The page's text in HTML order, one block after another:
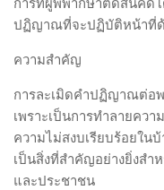
การที่ผู้พิพากษาตัดสินคดีโ
ปฏิญาณที่จะปฏิบัติหน้าที่
ความสำคัญ
การละเมิดคำปฏิญาณต่อพ
เพราะเป็นการทำลายคว
ความไม่สงบเรียบร้อยใ
เป็นสิ่งที่สำคัญอย่างยิ่งส
และประชาชน